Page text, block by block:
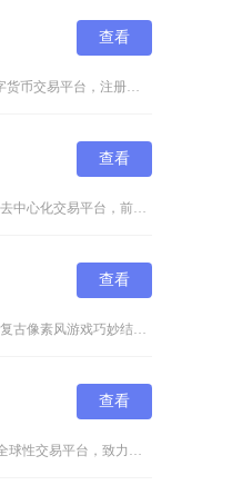
查看
Bithesap是一家成立于2017年12月的数字货币交易平台，注册地在土耳其，面向全球用
查看
DeversiFi是一家专注于数字货币交易的去中心化交易平台，前身为Ethfinex，总部
查看
DefiKingdoms是一个将去中心化金融与复古像素风游戏巧妙结合的数字货币交易平台，它
查看
OnusPro是一家专注于数字货币交易的全球性交易平台，致力于为用户提供安全、高效的数字资